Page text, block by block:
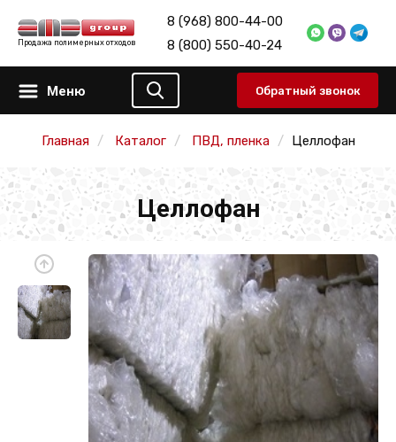
Продажа полимерных отходов
8 (968) 800-44-00
8 (800) 550-40-24
Меню Обратный звонок
Главная Каталог ПВД, пленка Целлофан
Целлофан